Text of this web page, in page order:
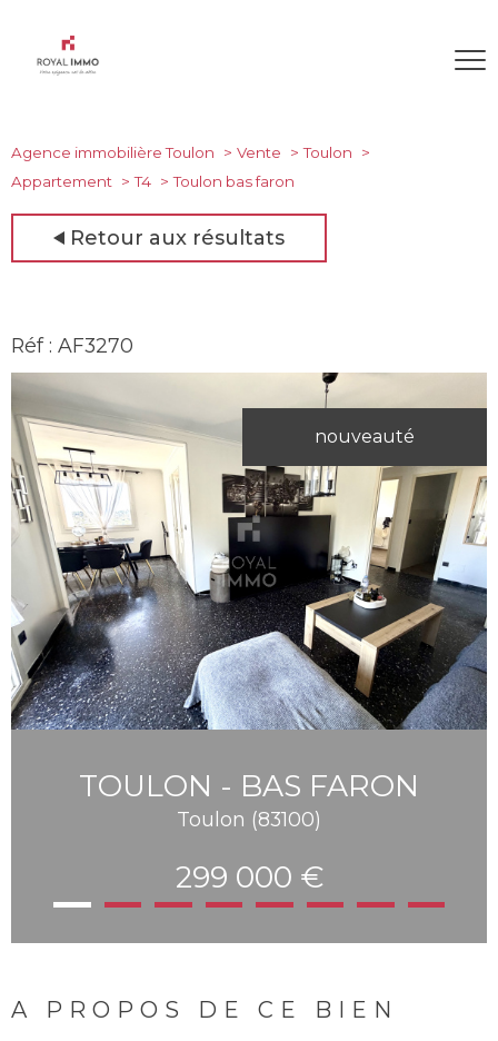
Agence immobilière Toulon Vente
Toulon
Appartement
T4 Toulon bas faron
Retour aux résultats
Réf : AF3270
nouveauté
TOULON - BAS FARON
Toulon (83100)
299 000 €
A PROPOS DE CE BIEN